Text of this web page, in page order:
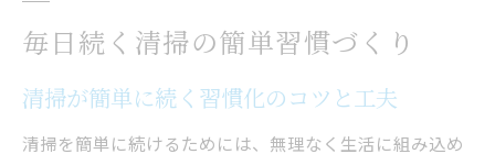
毎日続く清掃の簡単習慣づくり
清掃が簡単に続く習慣化のコツと工夫
清掃を簡単に続けるためには、無理なく生活に組み込め